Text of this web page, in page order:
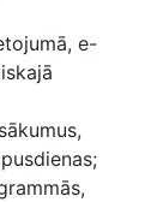
e-